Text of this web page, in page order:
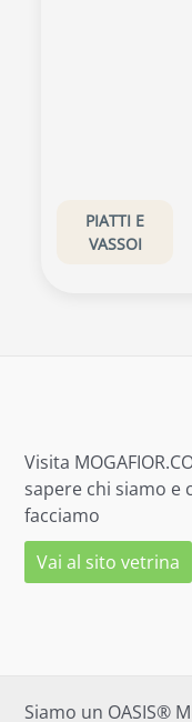
PIATTI E
VASSOI
Visita
sapere chi siamo e
facciamo
Vai al sito vetrina
Siamo un OASIS®